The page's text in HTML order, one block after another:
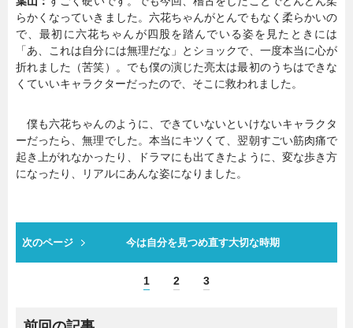
らかくなっていきました。六花ちゃんがとんでもなく柔らかいの
で、最初に六花ちゃんが四股を踏んでいる姿を見たときには
「あ、これは自分には無理だな」とショックで、一度本当に心が
折れました（苦笑）。でも僕の演じた亮太は最初のうちはできな
くていいキャラクターだったので、そこに救われました。
僕も六花ちゃんのように、できていないといけないキャラクタ
ーだったら、無理でした。本当にキツくて、翌朝すごい筋肉痛で
起き上がれなかったり、ドラマにも出てきたように、変な歩き方
になったり、リアルにあんな姿になりました。
次のページ 今は自分を見つめ直す大切な時期
1 2 3